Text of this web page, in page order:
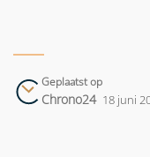
Geplaatst op
Chrono24 18 juni